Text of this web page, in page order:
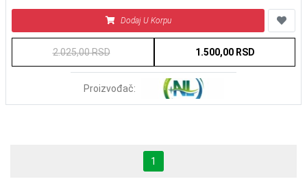
Dodaj U Korpu
2.025,00 RSD 1.500,00 RSD
Proizvođač:
1